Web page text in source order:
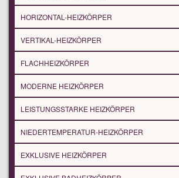
HORIZONTAL-HEIZKÖRPER
VERTIKAL-HEIZKÖRPER
FLACHHEIZKÖRPER
MODERNE HEIZKÖRPER
LEISTUNGSSTARKE HEIZKÖRPER
NIEDERTEMPERATUR-HEIZKÖRPER
EXKLUSIVE HEIZKÖRPER